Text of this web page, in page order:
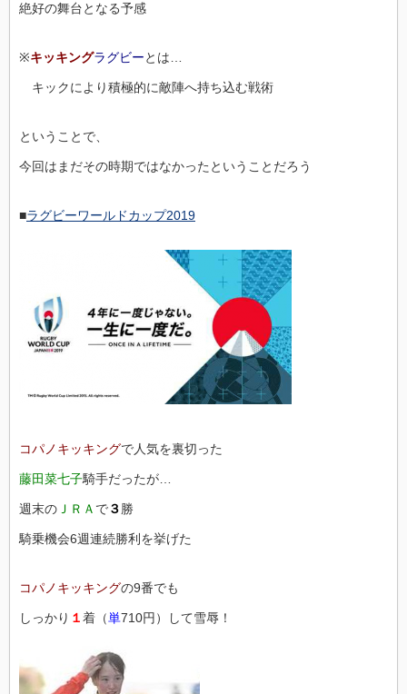
絶好の舞台となる予感
※キッキングラグビーとは…
キックにより積極的に敵陣へ持ち込む戦術
ということで、
今回はまだその時期ではなかったということだろう
■ラグビーワールドカップ2019
コパノキッキングで人気を裏切った
藤田菜七子騎手だったが…
週末の ＪＲＡ で３ 勝
騎乗機会6週連続勝利を挙げた
コパノキッキングの9番でも
しっかり １着（単710円）して雪辱！